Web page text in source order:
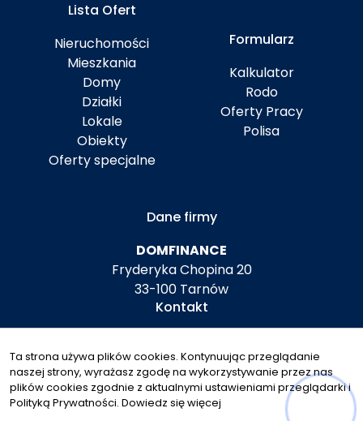
Lista Ofert
Nieruchomości
Mieszkania
Domy
Działki
Lokale
Obiekty
Oferty specjalne
Formularz
Kalkulator
Rodo
Oferty Pracy
Polisa
Dane firmy
DOMFINANCE
Fryderyka Chopina 20
33-100 Tarnów
Kontakt
+48 792 604 708
Znajdziesz nas tu
Ta strona używa plików cookies. Kontynuując przeglądanie
naszej strony, wyrażasz zgodę na wykorzystywanie przez nas
plików cookies zgodnie z aktualnymi ustawieniami przeglądarki i
Polityką Prywatności. Dowiedz się więcej